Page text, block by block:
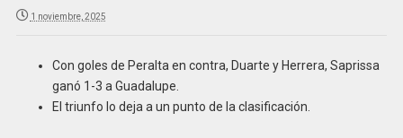
1 noviembre, 2025
Con goles de Peralta en contra, Duarte y Herrera, Saprissa
ganó 1-3 a Guadalupe.
El triunfo lo deja a un punto de la clasificación.